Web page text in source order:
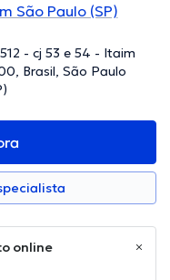
São Paulo (SP)
- cj 53 e 54 - Itaim
Brasil, São Paulo
online